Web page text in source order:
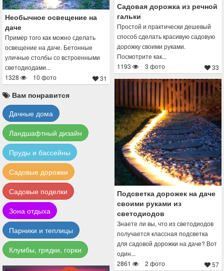
Садовая дорожка из речной
гальки
Простой и практически дешевый
способ сделать красивую садовую
дорожку своими руками.
Посмотрите как...
1193
3 фото 33
Необычное освещение на
даче
Пример того как можно сделать
освещение на даче. Бетонные
уличные столбы со встроенными
светодиодами...
1328
10 фото 31
Подсветка дорожек на даче
своими руками из
светодиодов
Знаете ли вы, что из светодиодов
получается классная подсветка
для садовой дорожки на даче? Вот
один...
2861
2 фото 57
Вам понравится
Дачные дома
Ландшафтный дизайн
Пруды и бассейны
Садовые дорожки
Садовые поделки
Зона отдыха
Парники и теплицы
Клумбы, грядки, горки